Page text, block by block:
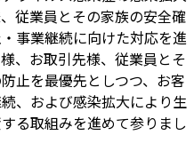
従業員とその家族の安全確
事業継続に向けた対応を進
、お取引先様、従業員とそ
止を最優先としつつ、お客
、および感染拡大により生
る取組みを進めて参りまし